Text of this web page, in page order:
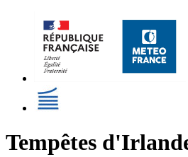
Tempêtes